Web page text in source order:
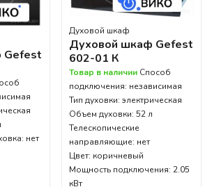
Gefest
нет
Духовой шкаф
Духовой шкаф Gefest
602-01 К
Товар в наличии Способ
подключения: независимая
Тип духовки: электрическая
Объем духовки: 52 л
Телескопические
направляющие: нет
Цвет: коричневый
Мощность подключения: 2.05
кВт